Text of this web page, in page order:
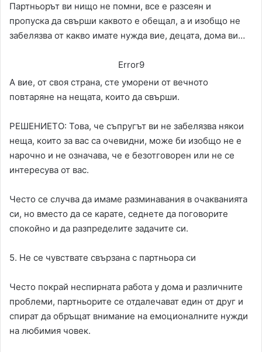
Партньорът ви нищо не помни, все е разсеян и
пропуска да свърши каквото е обещал, а и изобщо не
забелязва от какво имате нужда вие, децата, дома ви…
Error9
А вие, от своя страна, сте уморени от вечното
повтаряне на нещата, които да свърши.
РЕШЕНИЕТО: Това, че съпругът ви не забелязва някои
неща, които за вас са очевидни, може би изобщо не е
нарочно и не означава, че е безотговорен или не се
интересува от вас.
Често се случва да имаме разминавания в очакванията
си, но вместо да се карате, седнете да поговорите
спокойно и да разпределите задачите си.
5. Не се чувствате свързана с партньора си
Често покрай неспирната работа у дома и различните
проблеми, партньорите се отдалечават един от друг и
спират да обръщат внимание на емоционалните нужди
на любимия човек.